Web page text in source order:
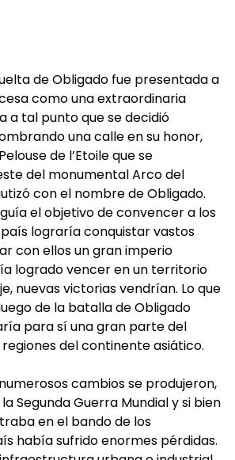
de Obligado fue presentada a
como una extraordinaria
a tal punto que se decidió
una calle en su honor,
de l’Etoile que se
del monumental Arco del
con el nombre de Obligado.
el objetivo de convencer a los
lograría conquistar vastos
con ellos un gran imperio
logrado vencer en un territorio
nuevas victorias vendrían. Lo que
de la batalla de Obligado
para sí una gran parte del
del continente asiático.
cambios se produjeron,
Segunda Guerra Mundial y si bien
en el bando de los
había sufrido enormes pérdidas.